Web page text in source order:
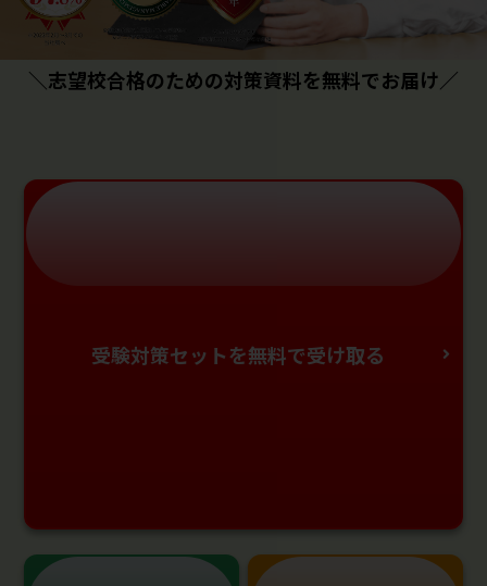
＼志望校合格のための対策資料を無料でお届け／
受験対策セットを無料で受け取る